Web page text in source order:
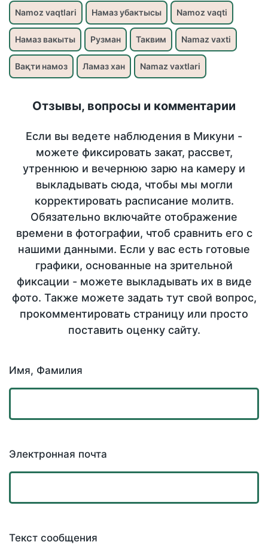
Namoz vaqtlari Намаз убактысы Namoz vaqti
Намаз вакыты Рузман Таквим Namaz vaxti
Вақти намоз Ламаз хан Namaz vaxtlari
Отзывы, вопросы и комментарии
Если вы ведете наблюдения в Микуни -
можете фиксировать закат, рассвет,
утреннюю и вечернюю зарю на камеру и
выкладывать сюда, чтобы мы могли
корректировать расписание молитв.
Обязательно включайте отображение
времени в фотографии, чтоб сравнить его с
нашими данными. Если у вас есть готовые
графики, основанные на зрительной
фиксации - можете выкладывать их в виде
фото. Также можете задать тут свой вопрос,
прокомментировать страницу или просто
поставить оценку сайту.
Имя, Фамилия
Электронная почта
Текст сообщения